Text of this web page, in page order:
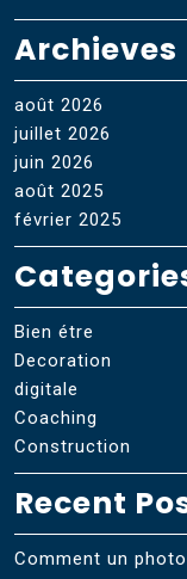
Archieves
août 2026
juillet 2026
juin 2026
août 2025
février 2025
Bien étre
Decoration
digitale
Coaching
Construction
Recent
Comment un